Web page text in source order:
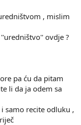
, mislim
ovdje ?
pa ću da pitam
li da ja odem sa
samo recite odluku ,